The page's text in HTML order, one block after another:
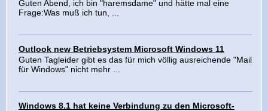
Guten Abend, ich bin "haremsdame" und hätte mal eine
Frage:Was muß ich tun, ...
Outlook new Betriebsystem Microsoft Windows 11
Guten Tagleider gibt es das für mich völlig ausreichende "Mail
für Windows" nicht mehr ...
Windows 8.1 hat keine Verbindung zu den Microsoft-